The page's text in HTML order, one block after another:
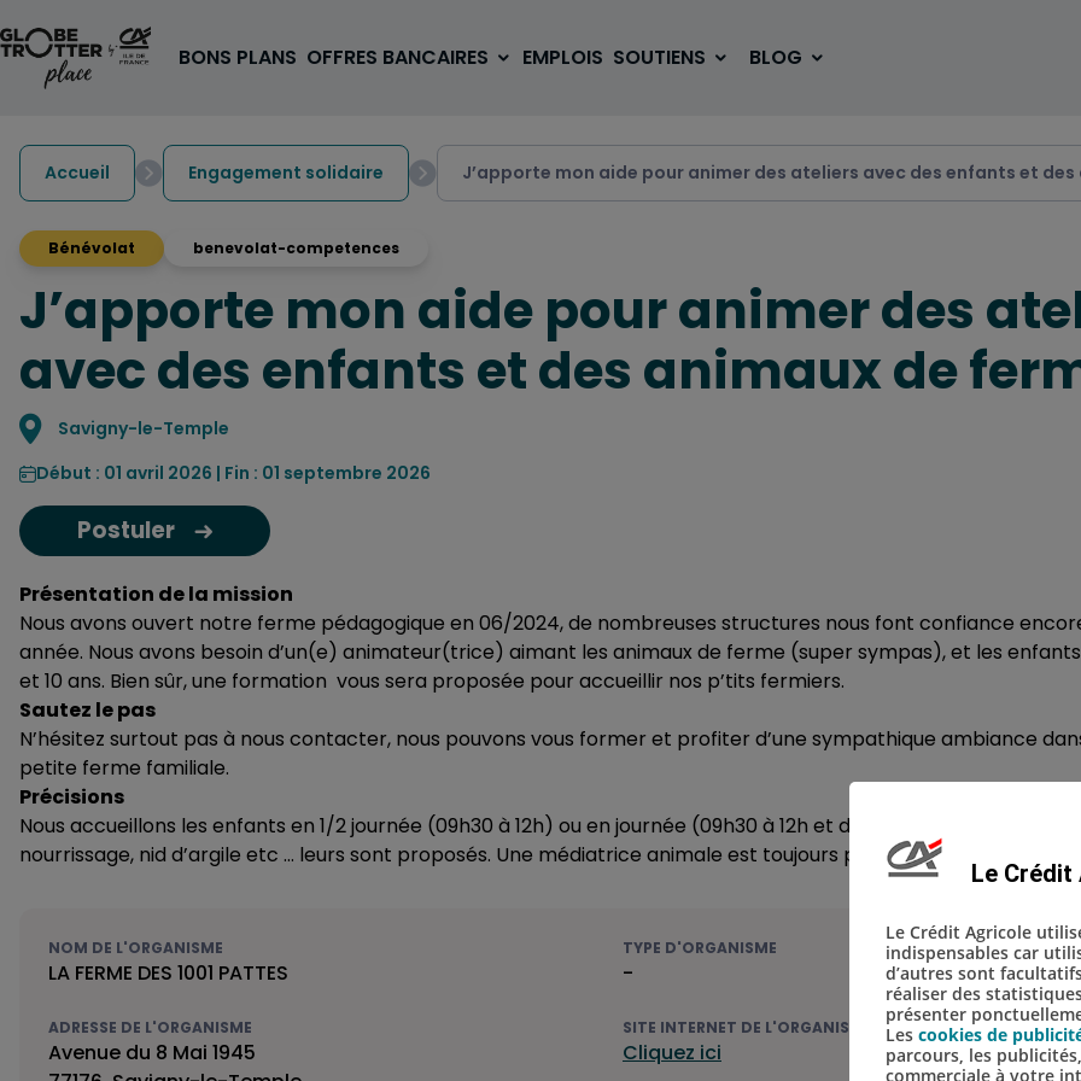
BONS PLANS OFFRES BANCAIRES EMPLOIS SOUTIENS BLOG
1 carte, 0 frais à l'étranger
pour les 18/30 ans VOYAGER ÉTUDIER
Accueil Engagement solidaire J’apporte mon aide pour animer des ateliers avec des enfants et des
Bénévolat benevolat-competences
J’apporte mon aide pour animer des
avec des enfants et des animaux de
Localisation
Savigny-le-Temple
Début : 01 avril 2026 | Fin : 01 septembre 2026
Postuler
Présentation de la mission
Nous avons ouvert notre ferme pédagogique en 06/2024, de nombreuses structures nous font confiance
année. Nous avons besoin d’un(e) animateur(trice) aimant les animaux de ferme (super sympas), et les
et 10 ans. Bien sûr, une formation vous sera proposée pour accueillir nos p’tits fermiers.
Sautez le pas
N’hésitez surtout pas à nous contacter, nous pouvons vous former et profiter d’une sympathique ambiance
petite ferme familiale.
Précisions
Nous accueillons les enfants en 1/2 journée (09h30 à 12h) ou en journée (09h30 à 12h et de 13h30 à 15h30), des
nourrissage, nid d’argile etc … leurs sont proposés. Une médiatrice animale est toujours présente au sein d’un
NOM DE L'ORGANISME
LA FERME DES 1001 PATTES
TYPE D'ORGANISME
-
ADRESSE DE L'ORGANISME
Avenue du 8 Mai 1945
SITE INTERNET DE L'ORGANISME
Cliquez ici
Le
Le Crédit Agricole
indispensables car
d’autres sont
réaliser des
présenter
Les cookies de
parcours, les
commerciale à votre